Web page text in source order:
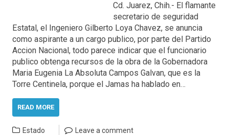
Cd. Juarez, Chih.- El flamante
secretario de seguridad
Estatal, el Ingeniero Gilberto Loya Chavez, se anuncia
como aspirante a un cargo publico, por parte del Partido
Accion Nacional, todo parece indicar que el funcionario
publico obtenga recursos de la obra de la Gobernadora
Maria Eugenia La Absoluta Campos Galvan, que es la
Torre Centinela, porque el Jamas ha hablado en…
READ MORE
Estado Leave a comment